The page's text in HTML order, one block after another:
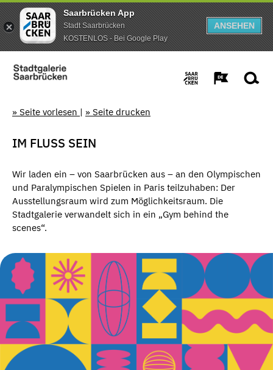
Saarbrücken App
Stadt Saarbrücken
KOSTENLOS - Bei Google Play
ANSEHEN
» Seite vorlesen | » Seite drucken
IM FLUSS SEIN
Wir laden ein – von Saarbrücken aus – an den Olympischen
und Paralympischen Spielen in Paris teilzuhaben: Der
Ausstellungsraum wird zum Möglichkeitsraum. Die
Stadtgalerie verwandelt sich in ein „Gym behind the
scenes“.